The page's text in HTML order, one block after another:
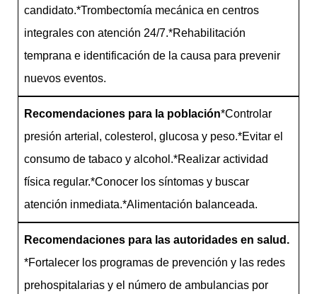
candidato.*Trombectomía mecánica en centros
integrales con atención 24/7.*Rehabilitación
temprana e identificación de la causa para prevenir
nuevos eventos.
Recomendaciones para la población*Controlar
presión arterial, colesterol, glucosa y peso.*Evitar el
consumo de tabaco y alcohol.*Realizar actividad
física regular.*Conocer los síntomas y buscar
atención inmediata.*Alimentación balanceada.
Recomendaciones para las autoridades en salud.
*Fortalecer los programas de prevención y las redes
prehospitalarias y el número de ambulancias por